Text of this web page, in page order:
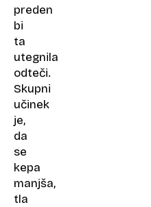
preden
bi
ta
utegnila
odteči.
Skupni
učinek
je,
da
se
kepa
manjša,
tla